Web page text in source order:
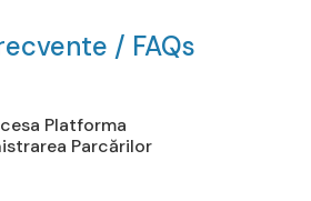
/ FAQs
Platforma
Parcărilor